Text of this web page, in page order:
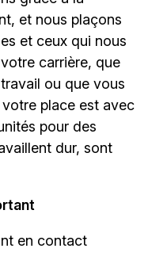
et nous plaçons
et ceux qui nous
carrière, que
ou que vous
place est avec
pour des
dur, sont
en contact